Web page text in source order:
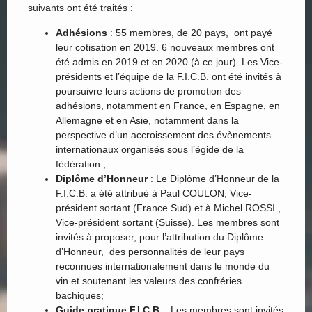
suivants ont été traités :
Adhésions : 55 membres, de 20 pays, ont payé
leur cotisation en 2019. 6 nouveaux membres ont
été admis en 2019 et en 2020 (à ce jour). Les Vice-
présidents et l’équipe de la F.I.C.B. ont été invités à
poursuivre leurs actions de promotion des
adhésions, notamment en France, en Espagne, en
Allemagne et en Asie, notamment dans la
perspective d’un accroissement des évènements
internationaux organisés sous l’égide de la
fédération ;
Diplôme d’Honneur: Le Diplôme d’Honneur de la
F.I.C.B. a été attribué à Paul COULON, Vice-
président sortant (France Sud) et à Michel ROSSI ,
Vice-président sortant (Suisse). Les membres sont
invités à proposer, pour l’attribution du Diplôme
d’Honneur, des personnalités de leur pays
reconnues internationalement dans le monde du
vin et soutenant les valeurs des confréries
bachiques;
Guide pratique F.I.C.B. : Les membres sont invités